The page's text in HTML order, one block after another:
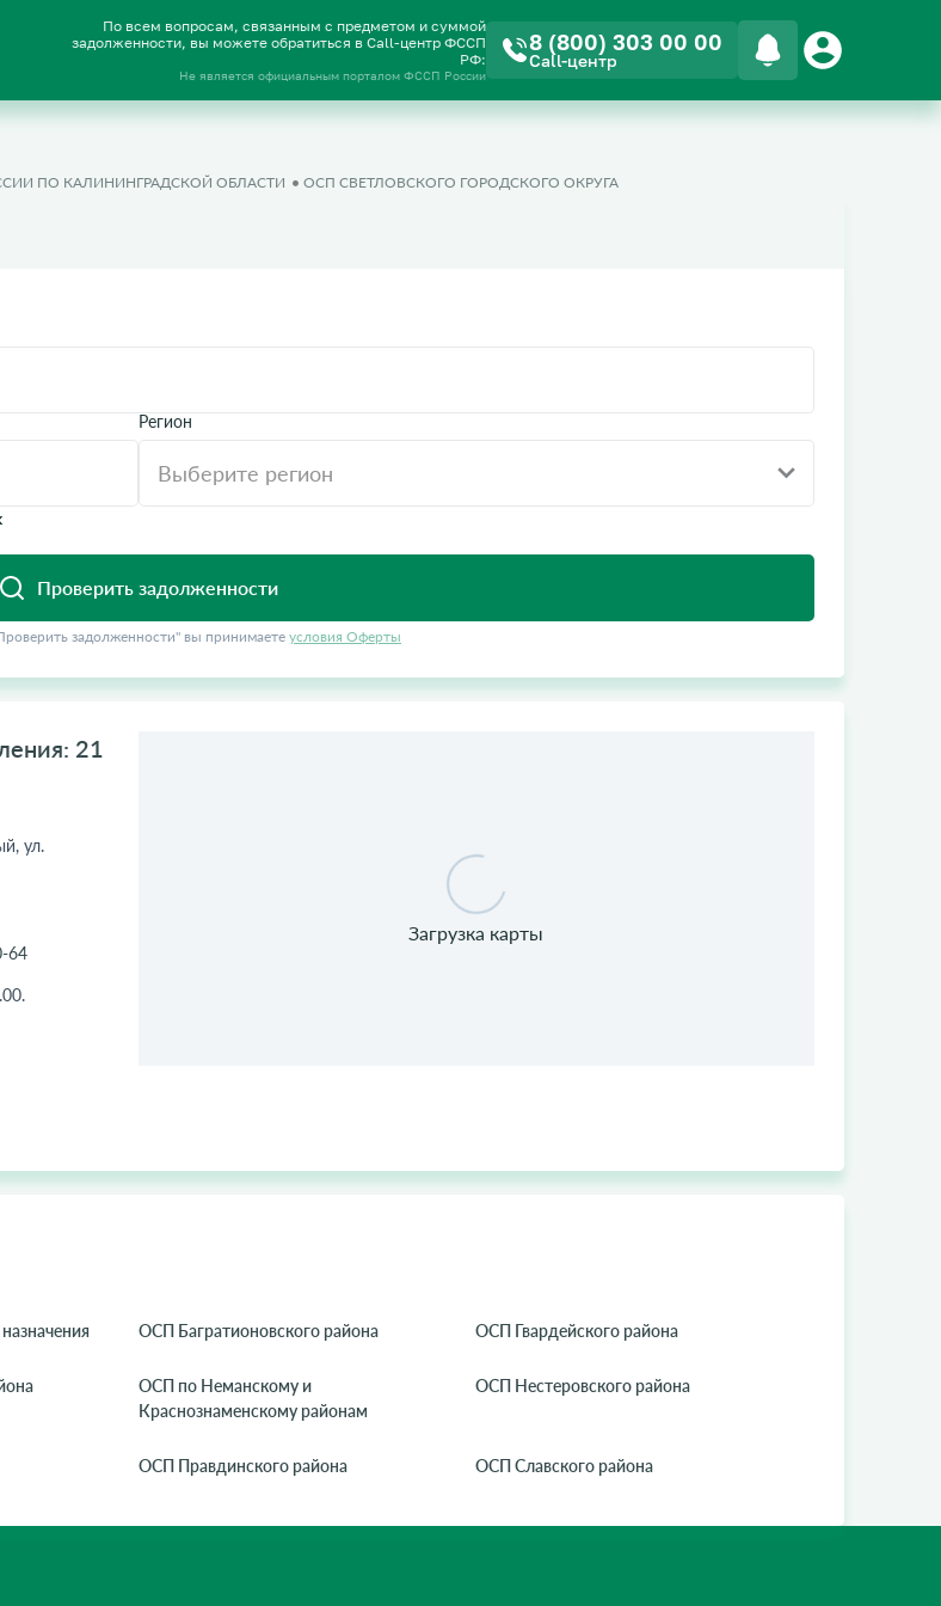
По всем вопросам, связанным с предметом и суммой
задолженности, вы можете обратиться в Call-центр ФССП
РФ:
Не является официальным порталом ФССП России
8 (800) 303 00 00
Call-центр
ПО КАЛИНИНГРАДСКОЙ ОБЛАСТИ ОСП СВЕТЛОВСКОГО ГОРОДСКОГО ОКРУГА
Регион
Проверить задолженности
задолженности" вы принимаете условия Оферты
21
ул.
64
ОСП Багратионовского района ОСП Гвардейского района
ОСП по Неманскому и
Краснознаменскому районам
ОСП Нестеровского района
ОСП Правдинского района ОСП Славского района